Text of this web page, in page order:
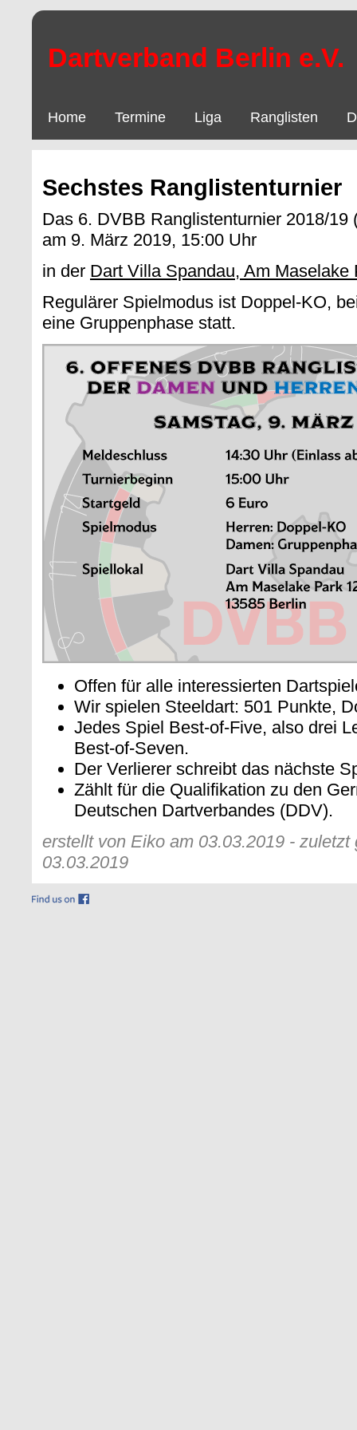
Dartverband Berlin e.V.
Home Termine Liga Ranglisten
Sechstes Ranglistenturnier
Das 6. DVBB Ranglistenturnier 2018/19
am 9. März 2019, 15:00 Uhr
in der Dart Villa Spandau, Am Maselake
Regulärer Spielmodus ist Doppel-KO,
eine Gruppenphase statt.
Offen für alle interessierten
Wir spielen Steeldart: 501 Punkte,
Jedes Spiel Best-of-Five, also drei
Best-of-Seven.
Der Verlierer schreibt das nächste
Zählt für die Qualifikation zu den
Deutschen Dartverbandes (DDV).
erstellt von Eiko am 03.03.2019 -
03.03.2019